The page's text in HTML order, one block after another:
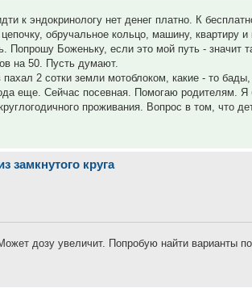
к эндокринологу нет денег платно. К
обручальное кольцо, машину, квартиру и
Попрошу Боженьку, если это мой путь -
на 50. Пусть думают.
2 сотки земли мотоблоком, какие - то
еще. Сейчас посевная. Помогаю родителям.
проживания. Вопрос в том, что
замкнутого круга
дозу увеличит. Попробую найти варианты